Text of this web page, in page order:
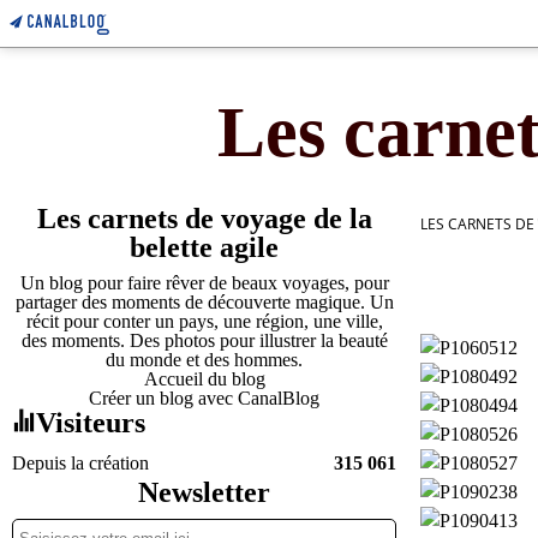
Les
Les carnets de voyage de la
belette agile
Un blog pour faire rêver de beaux voyages, pour
partager des moments de découverte magique. Un
récit pour conter un pays, une région, une ville,
des moments. Des photos pour illustrer la beauté
du monde et des hommes.
Accueil du blog
Créer un blog avec CanalBlog
Visiteurs
Depuis la création 315 061
Newsletter
LES CARNETS